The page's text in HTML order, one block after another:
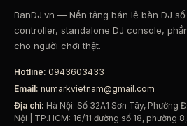
BanDJ.vn — Nền tảng bán lẻ bàn DJ
controller, standalone DJ console,
cho người chơi thật.
Hotline: 0943603433
Email: numarkvietnam@gmail.com
Địa chỉ: Hà Nội: Số 32A1 Sơn Tây, Phường
Nội | TP.HCM: 16/11 đường số 18, phường